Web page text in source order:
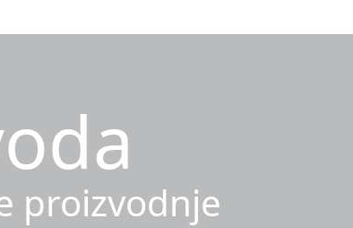
proizvodnje